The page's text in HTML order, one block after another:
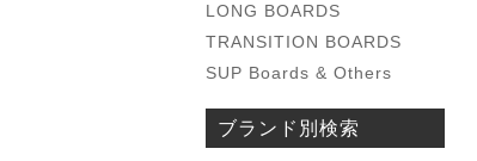
LONG BOARDS
TRANSITION BOARDS
SUP Boards & Others
ブランド別検索